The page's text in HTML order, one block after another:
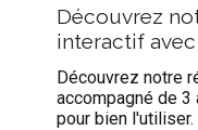
Découvrez
interactif
Découvrez notre
accompagné de 3
pour bien l'utiliser.